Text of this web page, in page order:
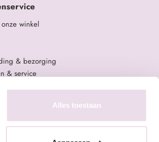
Alles toestaan
winkel
& bezorging
& service